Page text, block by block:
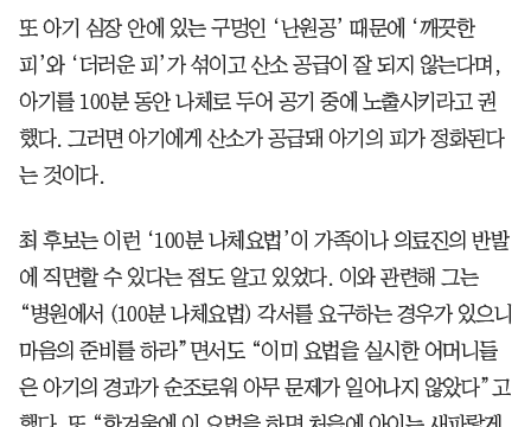
또 아기 심장 안에 있는 구멍인 ‘난원공’ 때문에 ‘깨끗한
피’와 ‘더러운 피’가 섞이고 산소 공급이 잘 되지 않는다며,
아기를 100분 동안 나체로 두어 공기 중에 노출시키라고 권
했다. 그러면 아기에게 산소가 공급돼 아기의 피가 정화된다
는 것이다.
최 후보는 이런 ‘100분 나체요법’이 가족이나 의료진의 반발
에 직면할 수 있다는 점도 알고 있었다. 이와 관련해 그는
“병원에서 (100분 나체요법) 각서를 요구하는 경우가 있으니
마음의 준비를 하라”면서도 “이미 요법을 실시한 어머니들
은 아기의 경과가 순조로워 아무 문제가 일어나지 않았다”고